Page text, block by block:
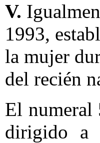
V.
1993,
la mujer
del recién
El numeral
dirigido a